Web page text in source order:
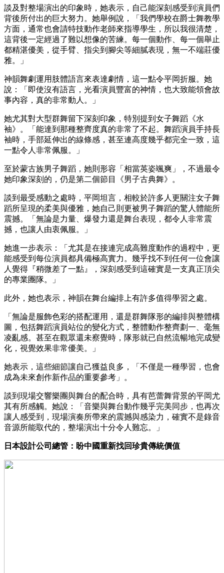
談及對整場演出的印象時，她表示，自己能深刻感受到演員們
背後所付出的巨大努力。她舉例說，「我們學校在爵士舞教學
方面，通常也會請特技動作老師來指導學生，所以我很清楚，
這背後一定經過了難以想像的苦練。每一個動作、每一個舉止
都精湛優美，從手臂、指尖到腳尖等細膩表現，無一不端莊優
雅。」
神韻舞劇運用肢體語言來表達劇情，這一點令平岡折服。她
說：「即使沒有語言，光看演員豐富的神情，也大致能領會故
事內容，真的非常動人。」
她尤其對大型群舞留下深刻印象，特別提到女子舞蹈《水
袖》。「能達到那種整齊度真的非常了不起。舞蹈演員手持長
袖時，手部延伸出的線條感，甚至連高度幾乎都完全一致，這
一點令人非常佩服。」
至於蒙古族男子舞蹈，她則形容「相當英姿颯爽」，不過最令
她印象深刻的，仍是第二個節目《男子古典舞》。
談到最受感動之處時，平岡坦言，相較於許多人更關注女子舞
蹈所呈現的柔美與優雅，她自己則更被男子舞蹈的驚人體能所
震撼。「無論是力量、爆發力還是舞台表現，都令人非常震
撼，也讓人由衷佩服。」
她進一步表示：「尤其是在接連完成高難度動作的過程中，更
能感受到每位演員都具備極高實力。幾乎找不到任何一位會讓
人覺得『稍微差了一點』，深刻感受到這確實是一支真正頂尖
的專業團隊。」
此外，她也表示，神韻在舞台編排上有許多值得學習之處。
「無論是服飾色彩的搭配運用，還是群舞隊形的編排與整體構
圖，包括舞蹈演員站位的變化方式，整體動作整齊劃一、毫無
凌亂感。甚至在觀眾還未察覺時，隊形就已自然流暢地完成變
化，視覺效果非常優美。」
她表示，這些細節讓自己獲益良多，「不僅是一種學習，也會
成為未來創作新作品的重要參考」。
談到現場交響樂團與舞台的配合時，具有芭蕾舞背景的平岡尤
其有所感觸。她說：「音樂與舞台動作幾乎完美同步，也再次
讓人感受到，現場演奏所帶來的震撼與感染力，確實不是錄音
音源所能取代的，整場演出十分令人難忘。」
日本設計公司總管：盼中國重新找回珍貴傳統價值